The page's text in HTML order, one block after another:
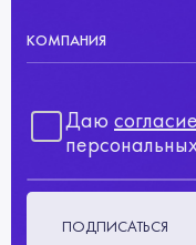
КОМПАНИЯ
Даю согласие
ПОДПИСАТЬСЯ